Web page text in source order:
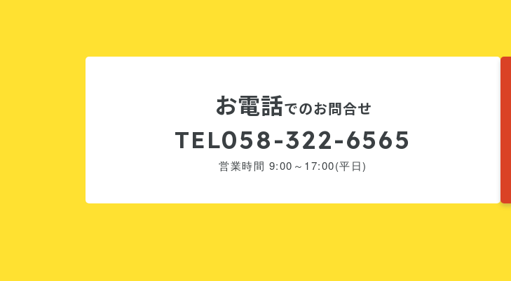
お電話でのお問合せ
TEL058-322-6565
営業時間 9:00～17:00(平日)